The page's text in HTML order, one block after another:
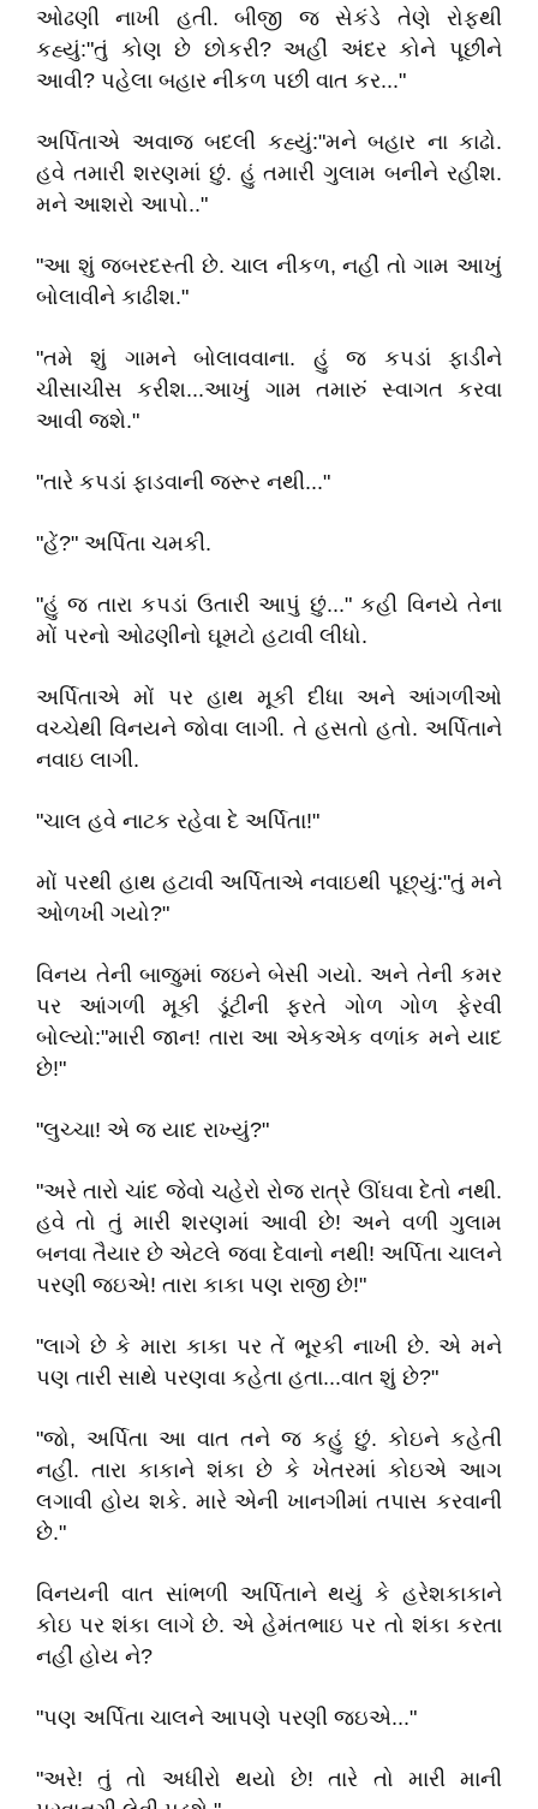
ઓઢણી નાખી હતી. બીજી જ સેકંડે તેણે રોફથી
કહ્યું:"તું કોણ છે છોકરી? અહીં અંદર કોને પૂછીને
આવી? પહેલા બહાર નીકળ પછી વાત કર..."
અર્પિતાએ અવાજ બદલી કહ્યું:"મને બહાર ના કાઢો.
હવે તમારી શરણમાં છું. હું તમારી ગુલામ બનીને રહીશ.
મને આશરો આપો.."
"આ શું જબરદસ્તી છે. ચાલ નીકળ, નહીં તો ગામ આખું
બોલાવીને કાઢીશ."
"તમે શું ગામને બોલાવવાના. હું જ કપડાં ફાડીને
ચીસાચીસ કરીશ...આખું ગામ તમારું સ્વાગત કરવા
આવી જશે."
"તારે કપડાં ફાડવાની જરૂર નથી..."
"હેં?" અર્પિતા ચમકી.
"હું જ તારા કપડાં ઉતારી આપું છું..." કહી વિનયે તેના
મોં પરનો ઓઢણીનો ઘૂમટો હટાવી લીધો.
અર્પિતાએ મોં પર હાથ મૂકી દીધા અને આંગળીઓ
વચ્ચેથી વિનયને જોવા લાગી. તે હસતો હતો. અર્પિતાને
નવાઇ લાગી.
"ચાલ હવે નાટક રહેવા દે અર્પિતા!"
મોં પરથી હાથ હટાવી અર્પિતાએ નવાઇથી પૂછ્યું:"તું મને
ઓળખી ગયો?"
વિનય તેની બાજુમાં જઇને બેસી ગયો. અને તેની કમર
પર આંગળી મૂકી ડૂંટીની ફરતે ગોળ ગોળ ફેરવી
બોલ્યો:"મારી જાન! તારા આ એકએક વળાંક મને યાદ
છે!"
"લુચ્ચા! એ જ યાદ રાખ્યું?"
"અરે તારો ચાંદ જેવો ચહેરો રોજ રાત્રે ઊંઘવા દેતો નથી.
હવે તો તું મારી શરણમાં આવી છે! અને વળી ગુલામ
બનવા તૈયાર છે એટલે જવા દેવાનો નથી! અર્પિતા ચાલને
પરણી જઇએ! તારા કાકા પણ રાજી છે!"
"લાગે છે કે મારા કાકા પર તેં ભૂરકી નાખી છે. એ મને
પણ તારી સાથે પરણવા કહેતા હતા...વાત શું છે?"
"જો, અર્પિતા આ વાત તને જ કહું છું. કોઇને કહેતી
નહીં. તારા કાકાને શંકા છે કે ખેતરમાં કોઇએ આગ
લગાવી હોય શકે. મારે એની ખાનગીમાં તપાસ કરવાની
છે."
વિનયની વાત સાંભળી અર્પિતાને થયું કે હરેશકાકાને
કોઇ પર શંકા લાગે છે. એ હેમંતભાઇ પર તો શંકા કરતા
નહીં હોય ને?
"પણ અર્પિતા ચાલને આપણે પરણી જઇએ..."
"અરે! તું તો અધીરો થયો છે! તારે તો મારી માની